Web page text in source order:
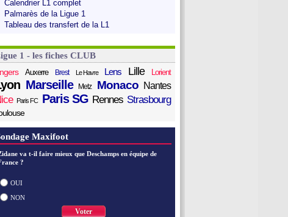
Calendrier L1 complet
Palmarès de la Ligue 1
Tableau des transfert de la L1
1 - les fiches CLUB
Auxerre Brest Le Havre Lens Lille Lorient
Marseille Metz Monaco Nantes
Paris FC Paris SG Rennes Strasbourg
Maxifoot
va t-il faire mieux que Deschamps en équipe de
?
OUI
NON
Voter